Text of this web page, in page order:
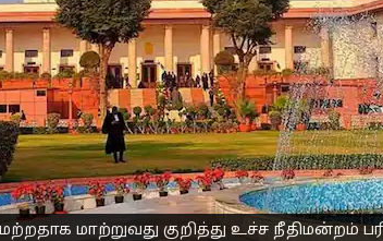
மாற்றுவது குறித்து உச்ச நீதிமன்றம்
ஒரு பெரிய
உச்ச நீதிமன்றம்
உச்ச நீதிமன்றம் அளித்த
சட்டங்கள்
ஒரு பகுதி எனக் கூறி, அதன்
இந்தக் கருத்து, தி வயர் என்ற